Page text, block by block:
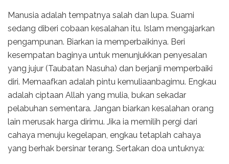
Manusia adalah tempatnya salah dan lupa. Suami
sedang diberi cobaan kesalahan itu. Islam mengajarkan
pengampunan. Biarkan ia memperbaikinya. Beri
kesempatan baginya untuk menunjukkan penyesalan
yang jujur (Taubatan Nasuha) dan berjanji memperbaiki
diri. Memaafkan adalah pintu kemuliaanbagimu. Engkau
adalah ciptaan Allah yang mulia, bukan sekadar
pelabuhan sementara. Jangan biarkan kesalahan orang
lain merusak harga dirimu. Jika ia memilih pergi dari
cahaya menuju kegelapan, engkau tetaplah cahaya
yang berhak bersinar terang. Sertakan doa untuknya: